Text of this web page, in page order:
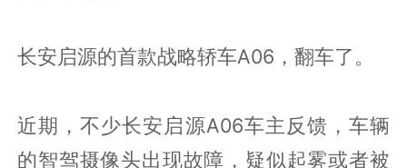
长安启源的首款战略轿车A06，翻车了。
近期，不少长安启源A06车主反馈，车辆
的智驾摄像头出现故障，疑似起雾或者被